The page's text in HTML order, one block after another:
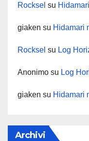
Rocksel su
giaken su Hidamari
Rocksel su Log
Anonimo su Log
giaken su Hidamari
Archivi